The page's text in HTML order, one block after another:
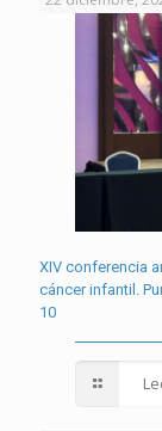
XIV conferencia
cáncer infantil.
10